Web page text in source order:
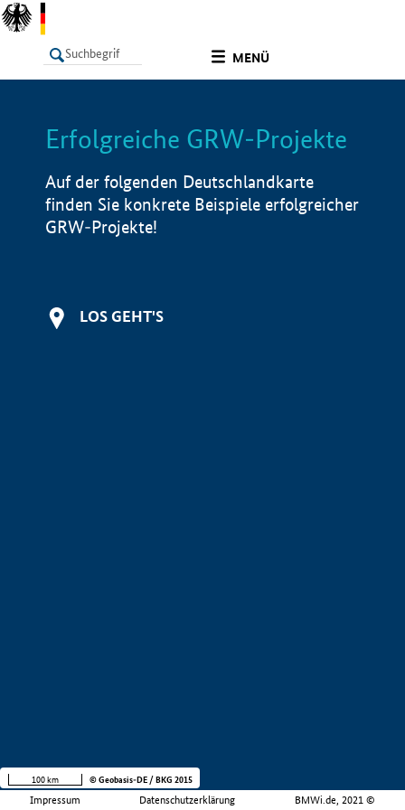
MENÜ
LISTE Info
Erfolgreiche GRW-Projekte
Auf der folgenden Deutschlandkarte
finden Sie konkrete Beispiele erfolgreicher
GRW-Projekte!
LOS GEHT'S
Impressum Datenschutzerklärung BMWi.de, 2021 ©
100 km © Geobasis-DE / BKG 2015